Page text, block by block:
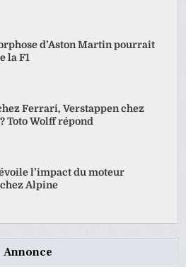
d’Aston Martin pourrait
la F1
Ferrari, Verstappen chez
Toto Wolff répond
l’impact du moteur
Alpine
Annonce